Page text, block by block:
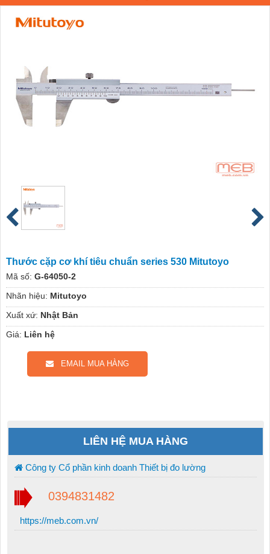
Thước cặp cơ khí tiêu chuẩn series 530 Mitutoyo
Mã số: G-64050-2
Nhãn hiệu: Mitutoyo
Xuất xứ: Nhật Bản
Giá: Liên hệ
EMAIL MUA HÀNG
LIÊN HỆ MUA HÀNG
Công ty Cổ phần kinh doanh Thiết bị đo lường
0394831482
https://meb.com.vn/